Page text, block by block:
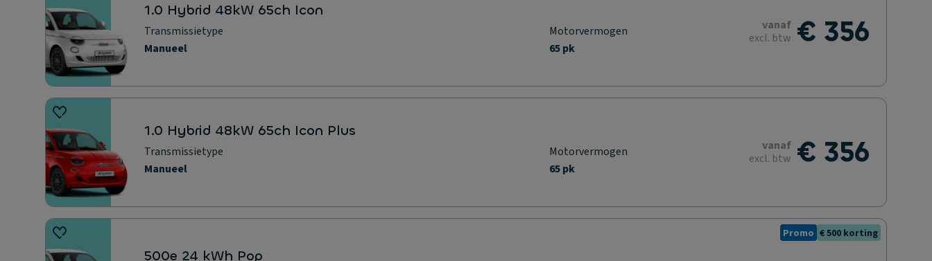
1.0 Hybrid 48kW 65ch Icon
Transmissietype
Manueel
Motorvermogen
65 pk
€ 356
vanaf
excl. btw
1.0 Hybrid 48kW 65ch Icon Plus
Transmissietype
Manueel
Motorvermogen
65 pk
€ 356
vanaf
excl. btw
Promo € 500 korting
500e 24 kWh Pop